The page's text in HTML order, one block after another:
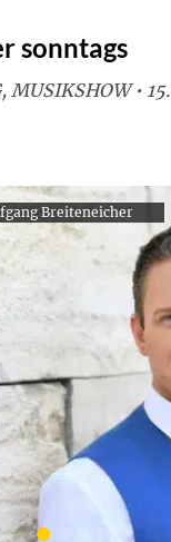
sonntags
MUSIKSHOW •
Breiteneicher